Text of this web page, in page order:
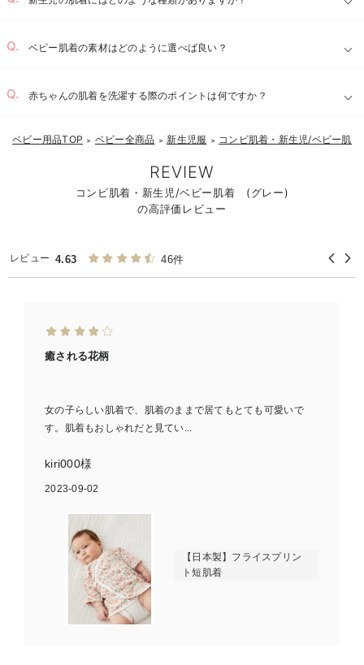
ベビー肌着の素材はどのように選べば良い？
赤ちゃんの肌着を洗濯する際のポイントは何ですか？
ベビー用品TOP ＞ ベビー全商品 ＞ 新生児服 ＞ コンビ肌着・新生児/ベビー肌着
REVIEW
コンビ肌着・新生児/ベビー肌着 (グレー)
の高評価レビュー
レビュー 4.63 46件
癒される花柄
女の子らしい肌着で、肌着のままで居てもとても可愛いで
す。肌着もおしゃれだと見てい...
kiri000様
2023-09-02
【日本製】フライスプリン
ト短肌着